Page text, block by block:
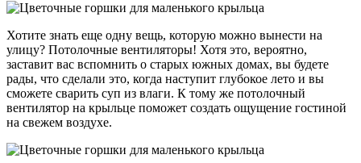
Хотите знать еще одну вещь, которую можно вынести на
улицу? Потолочные вентиляторы! Хотя это, вероятно,
заставит вас вспомнить о старых южных домах, вы будете
рады, что сделали это, когда наступит глубокое лето и вы
сможете сварить суп из влаги. К тому же потолочный
вентилятор на крыльце поможет создать ощущение гостиной
на свежем воздухе.